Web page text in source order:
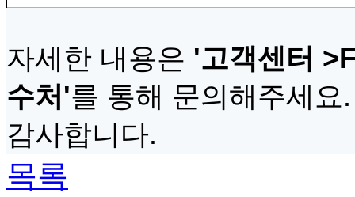
자세한 내용은 '고객센터
수처 '를 통해 문의해주세요.
감사합니다.
목록